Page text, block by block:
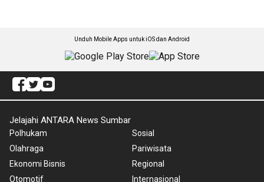
Unduh Mobile Apps untuk iOS dan Android
Jelajahi ANTARA News Sumbar
Polhukam
Olahraga
Ekonomi Bisnis
Otomotif
Sosial
Pariwisata
Regional
Internasional